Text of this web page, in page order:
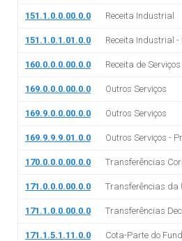
151.1.0.0.00.0.0 Receita Industrial
151.1.0.1.01.0.0 Receita Industrial -
160.0.0.0.00.0.0 Receita de Serviços
169.0.0.0.00.0.0 Outros Serviços
169.9.0.0.00.0.0 Outros Serviços
169.9.9.9.01.0.0 Outros Serviços -
170.0.0.0.00.0.0 Transferências
171.0.0.0.00.0.0 Transferências da
171.1.0.0.00.0.0 Transferências
171.1.5.1.11.0.0 Cota-Parte do